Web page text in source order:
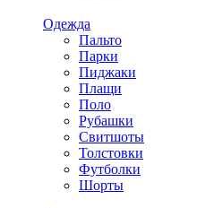
Одежда
Пальто
Парки
Пиджаки
Плащи
Поло
Рубашки
Свитшоты
Толстовки
Футболки
Шорты